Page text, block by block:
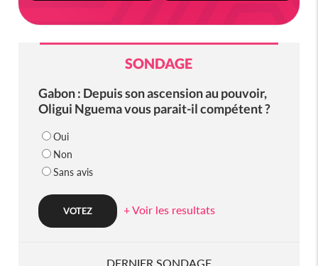
SONDAGE
Gabon : Depuis son ascension au pouvoir,
Oligui Nguema vous parait-il compétent ?
Oui
Non
Sans avis
+ Voir les resultats
DERNIER SONDAGE